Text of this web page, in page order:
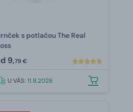
s potlačou The Real
9,79 €
U VÁS:11.8.2026